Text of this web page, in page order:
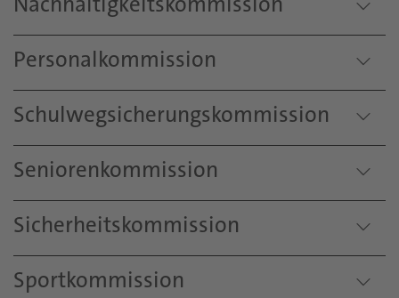
Personalkommission
Schulwegsicherungskommission
Seniorenkommission
Sicherheitskommission
Sportkommission